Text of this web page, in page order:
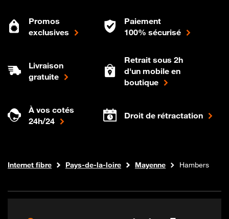
Promos
exclusives
Paiement
100% sécurisé
Livraison
gratuite
Retrait sous 2h
d'un mobile en
boutique
À vos cotés
24h/24
Droit de rétractation
Boutique Orange
Internet fibre Pays-de-la-loire Mayenne Hambers